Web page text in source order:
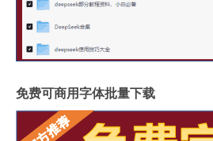
免费可商用字体批量下载